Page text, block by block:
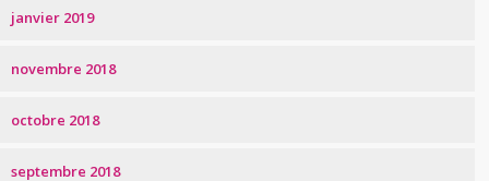
janvier 2019
novembre 2018
octobre 2018
septembre 2018